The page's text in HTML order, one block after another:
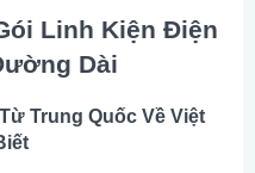
Linh Kiện Điện
Dài
Trung Quốc Về Việt